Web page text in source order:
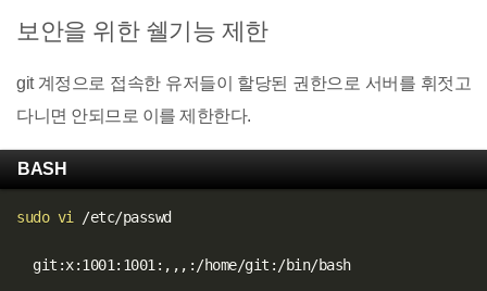
보안을 위한 쉘기능 제한
git 계정으로 접속한 유저들이 할당된 권한으로 서버를 휘젓고
다니면 안되므로 이를 제한한다.
BASH
sudo vi /etc/passwd
  git:x:1001:1001:,,,:/home/git:/bin/bash